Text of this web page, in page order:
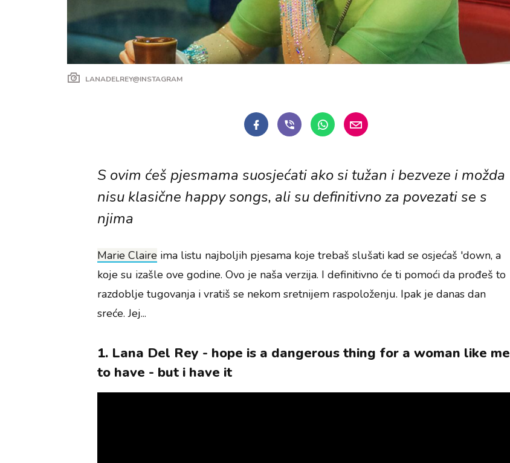
LANADELREY@INSTAGRAM
S ovim ćeš pjesmama suosjećati ako si tužan i bezveze i možda
nisu klasične happy songs, ali su definitivno za povezati se s
njima
Marie Claire ima listu najboljih pjesama koje trebaš slušati kad se osjećaš 'down, a
koje su izašle ove godine. Ovo je naša verzija. I definitivno će ti pomoći da prođeš to
razdoblje tugovanja i vratiš se nekom sretnijem raspoloženju. Ipak je danas dan
sreće. Jej...
1. Lana Del Rey - hope is a dangerous thing for a woman like me
to have - but i have it